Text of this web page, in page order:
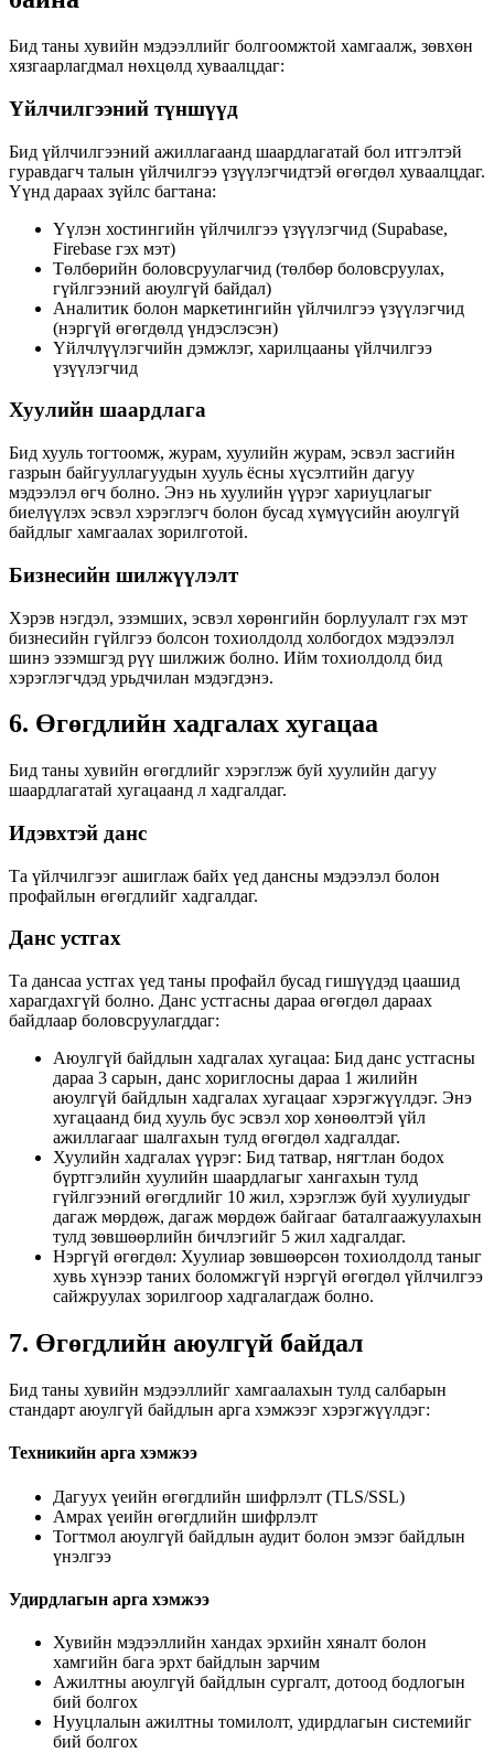
Бид таны хувийн мэдээллийг болгоомжтой хамгаалж, зөвхөн
хязгаарлагдмал нөхцөлд хуваалцдаг:
Үйлчилгээний түншүүд
Бид үйлчилгээний ажиллагаанд шаардлагатай бол итгэлтэй
гуравдагч талын үйлчилгээ үзүүлэгчидтэй өгөгдөл хуваалцдаг.
Үүнд дараах зүйлс багтана:
Үүлэн хостингийн үйлчилгээ үзүүлэгчид (Supabase,
Firebase гэх мэт)
Төлбөрийн боловсруулагчид (төлбөр боловсруулах,
гүйлгээний аюулгүй байдал)
Аналитик болон маркетингийн үйлчилгээ үзүүлэгчид
(нэргүй өгөгдөлд үндэслэсэн)
Үйлчлүүлэгчийн дэмжлэг, харилцааны үйлчилгээ
үзүүлэгчид
Хуулийн шаардлага
Бид хууль тогтоомж, журам, хуулийн журам, эсвэл засгийн
газрын байгууллагуудын хууль ёсны хүсэлтийн дагуу
мэдээлэл өгч болно. Энэ нь хуулийн үүрэг хариуцлагыг
биелүүлэх эсвэл хэрэглэгч болон бусад хүмүүсийн аюулгүй
байдлыг хамгаалах зорилготой.
Бизнесийн шилжүүлэлт
Хэрэв нэгдэл, эзэмших, эсвэл хөрөнгийн борлуулалт гэх мэт
бизнесийн гүйлгээ болсон тохиолдолд холбогдох мэдээлэл
шинэ эзэмшгэд рүү шилжиж болно. Ийм тохиолдолд бид
хэрэглэгчдэд урьдчилан мэдэгдэнэ.
6. Өгөгдлийн хадгалах хугацаа
Бид таны хувийн өгөгдлийг хэрэглэж буй хуулийн дагуу
шаардлагатай хугацаанд л хадгалдаг.
Идэвхтэй данс
Та үйлчилгээг ашиглаж байх үед дансны мэдээлэл болон
профайлын өгөгдлийг хадгалдаг.
Данс устгах
Та дансаа устгах үед таны профайл бусад гишүүдэд цаашид
харагдахгүй болно. Данс устгасны дараа өгөгдөл дараах
байдлаар боловсруулагддаг:
Аюулгүй байдлын хадгалах хугацаа: Бид данс устгасны
дараа 3 сарын, данс хориглосны дараа 1 жилийн
аюулгүй байдлын хадгалах хугацааг хэрэгжүүлдэг. Энэ
хугацаанд бид хууль бус эсвэл хор хөнөөлтэй үйл
ажиллагааг шалгахын тулд өгөгдөл хадгалдаг.
Хуулийн хадгалах үүрэг: Бид татвар, нягтлан бодох
бүртгэлийн хуулийн шаардлагыг хангахын тулд
гүйлгээний өгөгдлийг 10 жил, хэрэглэж буй хуулиудыг
дагаж мөрдөж, дагаж мөрдөж байгааг баталгаажуулахын
тулд зөвшөөрлийн бичлэгийг 5 жил хадгалдаг.
Нэргүй өгөгдөл: Хуулиар зөвшөөрсөн тохиолдолд таныг
хувь хүнээр таних боломжгүй нэргүй өгөгдөл үйлчилгээ
сайжруулах зорилгоор хадгалагдаж болно.
7. Өгөгдлийн аюулгүй байдал
Бид таны хувийн мэдээллийг хамгаалахын тулд салбарын
стандарт аюулгүй байдлын арга хэмжээг хэрэгжүүлдэг:
Техникийн арга хэмжээ
Дагуух үеийн өгөгдлийн шифрлэлт (TLS/SSL)
Амрах үеийн өгөгдлийн шифрлэлт
Тогтмол аюулгүй байдлын аудит болон эмзэг байдлын
үнэлгээ
Удирдлагын арга хэмжээ
Хувийн мэдээллийн хандах эрхийн хяналт болон
хамгийн бага эрхт байдлын зарчим
Ажилтны аюулгүй байдлын сургалт, дотоод бодлогын
бий болгох
Нууцлалын ажилтны томилолт, удирдлагын системийг
бий болгох